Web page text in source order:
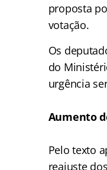
proposta
votação.
Os
do
urgência
Aumento
Pelo texto
reajuste